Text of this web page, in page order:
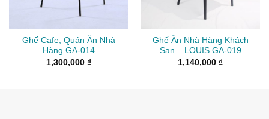
Ghế Cafe, Quán Ăn Nhà
Hàng GA-014
1,300,000 ₫
Ghế Ăn Nhà Hàng Khách
Sạn – LOUIS GA-019
1,140,000 ₫